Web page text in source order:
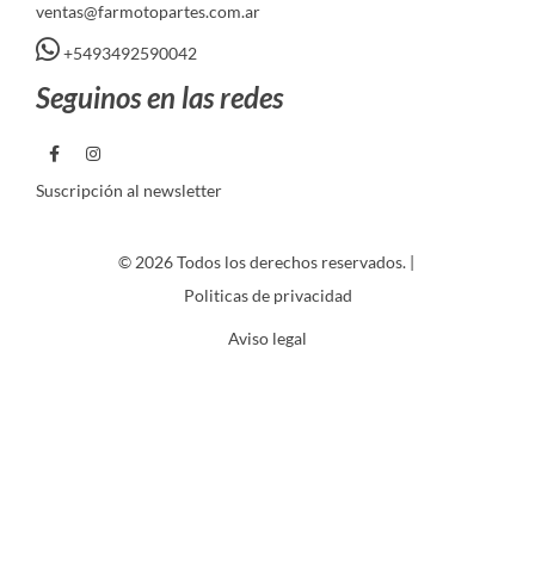
ventas@farmotopartes.com.ar
+5493492590042
Seguinos en las redes
Suscripción al newsletter
© 2026 Todos los derechos reservados. |
Politicas de privacidad
Aviso legal